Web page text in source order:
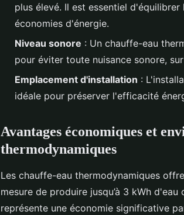
plus élevé. Il est essentiel
économies d'énergie.
Niveau sonore : Un chauffe-eau
pour éviter toute nuisance sonore,
Emplacement d'installation :
idéale pour préserver l'efficacité
Avantages économiques et
thermodynamiques
Les chauffe-eau thermodynamiques
mesure de produire jusqu’à 3 kWh
représente une économie significative